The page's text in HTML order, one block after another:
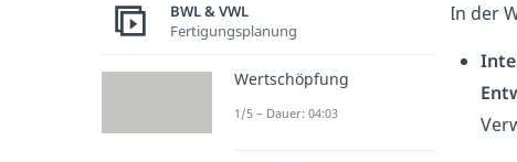
In der
BWL & VWL
Fertigungsplanung
Wertschöpfung
1/5 – Dauer: 04:03